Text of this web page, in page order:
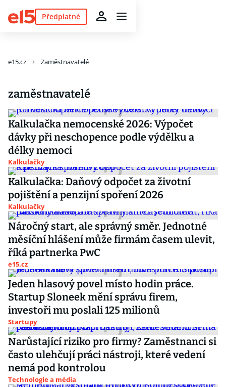
Předplatné
e15.cz Zaměstnavatelé
zaměstnavatelé
Kalkulačka nemocenské 2026: Výpočet
dávky při neschopence podle výdělku a
délky nemoci
Kalkulačky
Kalkulačka: Daňový odpočet za životní
pojištění a penzijní spoření 2026
Kalkulačky
Náročný start, ale správný směr. Jednotné
měsíční hlášení může firmám časem ulevit,
říká partnerka PwC
e15.cz
Jeden hlasový povel místo hodin práce.
Startup Sloneek mění správu firem,
investoři mu poslali 125 milionů
Startupy
Narůstající riziko pro firmy? Zaměstnanci si
často ulehčují práci nástroji, které vedení
nemá pod kontrolou
Technologie a média